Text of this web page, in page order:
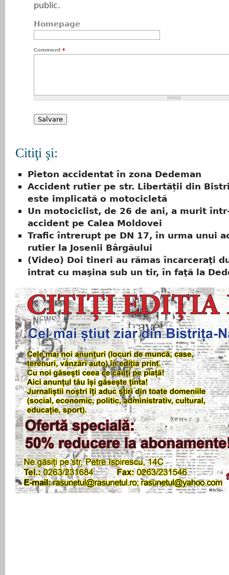
public.
Homepage
Comment *
Citiţi şi:
Pieton accidentat în zona Dedeman
Accident rutier pe str. Libertății din
este implicată o motocicletă
Un motociclist, de 26 de ani, a murit
accident pe Calea Moldovei
Trafic întrerupt pe DN 17, în urma unui
rutier la Josenii Bârgăului
(Video) Doi tineri au rămas încarceraţi
intrat cu maşina sub un tir, în faţă la